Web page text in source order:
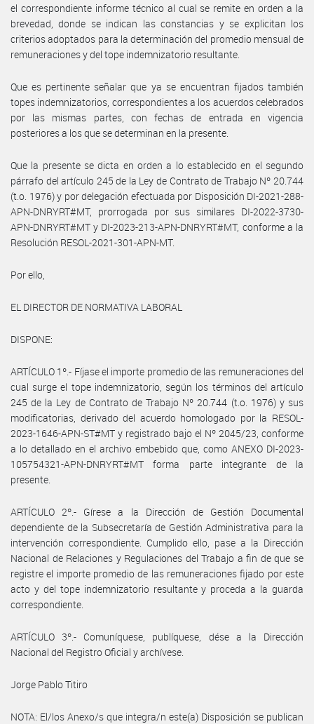
el correspondiente informe técnico al cual se remite en orden a la
brevedad, donde se indican las constancias y se explicitan los
criterios adoptados para la determinación del promedio mensual de
remuneraciones y del tope indemnizatorio resultante.
Que es pertinente señalar que ya se encuentran fijados también
topes indemnizatorios, correspondientes a los acuerdos celebrados
por las mismas partes, con fechas de entrada en vigencia
posteriores a los que se determinan en la presente.
Que la presente se dicta en orden a lo establecido en el segundo
párrafo del artículo 245 de la Ley de Contrato de Trabajo Nº 20.744
(t.o. 1976) y por delegación efectuada por Disposición DI-2021-288-
APN-DNRYRT#MT, prorrogada por sus similares DI-2022-3730-
APN-DNRYRT#MT y DI-2023-213-APN-DNRYRT#MT, conforme a la
Resolución RESOL-2021-301-APN-MT.
Por ello,
EL DIRECTOR DE NORMATIVA LABORAL
DISPONE:
ARTÍCULO 1º.- Fíjase el importe promedio de las remuneraciones del
cual surge el tope indemnizatorio, según los términos del artículo
245 de la Ley de Contrato de Trabajo Nº 20.744 (t.o. 1976) y sus
modificatorias, derivado del acuerdo homologado por la RESOL-
2023-1646-APN-ST#MT y registrado bajo el Nº 2045/23, conforme
a lo detallado en el archivo embebido que, como ANEXO DI-2023-
105754321-APN-DNRYRT#MT forma parte integrante de la
presente.
ARTÍCULO 2º.- Gírese a la Dirección de Gestión Documental
dependiente de la Subsecretaría de Gestión Administrativa para la
intervención correspondiente. Cumplido ello, pase a la Dirección
Nacional de Relaciones y Regulaciones del Trabajo a fin de que se
registre el importe promedio de las remuneraciones fijado por este
acto y del tope indemnizatorio resultante y proceda a la guarda
correspondiente.
ARTÍCULO 3º.- Comuníquese, publíquese, dése a la Dirección
Nacional del Registro Oficial y archívese.
Jorge Pablo Titiro
NOTA: El/los Anexo/s que integra/n este(a) Disposición se publican